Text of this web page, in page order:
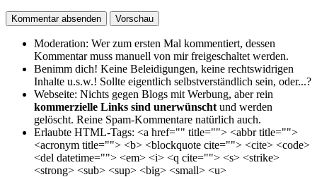
Moderation: Wer zum ersten Mal kommentiert, dessen
Kommentar muss manuell von mir freigeschaltet werden.
Benimm dich! Keine Beleidigungen, keine rechtswidrigen
Inhalte u.s.w.! Sollte eigentlich selbst­verständlich sein, oder...?
Webseite: Nichts gegen Blogs mit Werbung, aber rein
kommerzielle Links sind unerwünscht und werden
gelöscht. Reine Spam-Kommentare natürlich auch.
Erlaubte HTML-Tags: <a href="" title=""> <abbr title="">
<acronym title=""> <b> <blockquote cite=""> <cite> <code>
<del datetime=""> <em> <i> <q cite=""> <s> <strike>
<strong> <sub> <sup> <big> <small> <u>